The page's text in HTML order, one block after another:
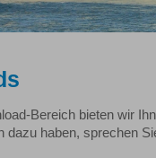
Bereich bieten wir
dazu haben, sprechen